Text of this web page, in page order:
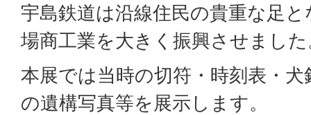
宇島鉄道は沿線住民の貴重な足
場商工業を大きく振興させまし
本展では当時の切符・時刻表・
の遺構写真等を展示します。